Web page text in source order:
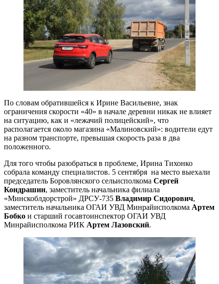
По словам обратившейся к Ирине Васильевне, знак
ограничения скорости «40» в начале деревни никак не влияет
на ситуацию, как и «лежачий полицейский», что
располагается около магазина «Малиновский»: водители едут
на разном транспорте, превышая скорость раза в два
положенного.
Для того чтобы разобраться в проблеме, Ирина Тихонко
собрала команду специалистов. 5 сентября на место выехали
председатель Боровлянского сельисполкома Сергей
Кондрашин, заместитель начальника филиала
«Минскоблдорстрой» ДРСУ-735 Владимир Сидорович,
заместитель начальника ОГАИ УВД Минрайисполкома Артем
Бобко и старший госавтоинспектор ОГАИ УВД
Минрайисполкома РИК Артем Лазовский.